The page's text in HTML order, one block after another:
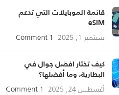
قائمة الموبايلات التي تدعم
eSIM
سبتمبر 1, 2025 1 Comment
كيف تختار افضل جوال في
البطارية، وما أفضلها؟
أغسطس 24, 2025 1 Comment